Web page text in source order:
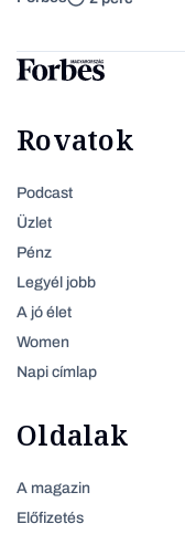
Rovatok
Podcast
Üzlet
Pénz
Legyél jobb
A jó élet
Women
Napi címlap
Oldalak
A magazin
Előfizetés